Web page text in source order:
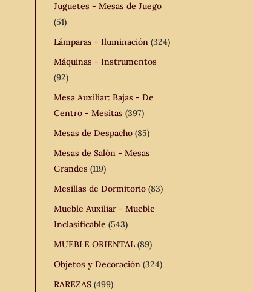
Juguetes - Mesas de Juego
(51)
Lámparas - Iluminación (324)
Máquinas - Instrumentos
(92)
Mesa Auxiliar: Bajas - De
Centro - Mesitas (397)
Mesas de Despacho (85)
Mesas de Salón - Mesas
Grandes (119)
Mesillas de Dormitorio (83)
Mueble Auxiliar - Mueble
Inclasificable (543)
MUEBLE ORIENTAL (89)
Objetos y Decoración (324)
RAREZAS (499)